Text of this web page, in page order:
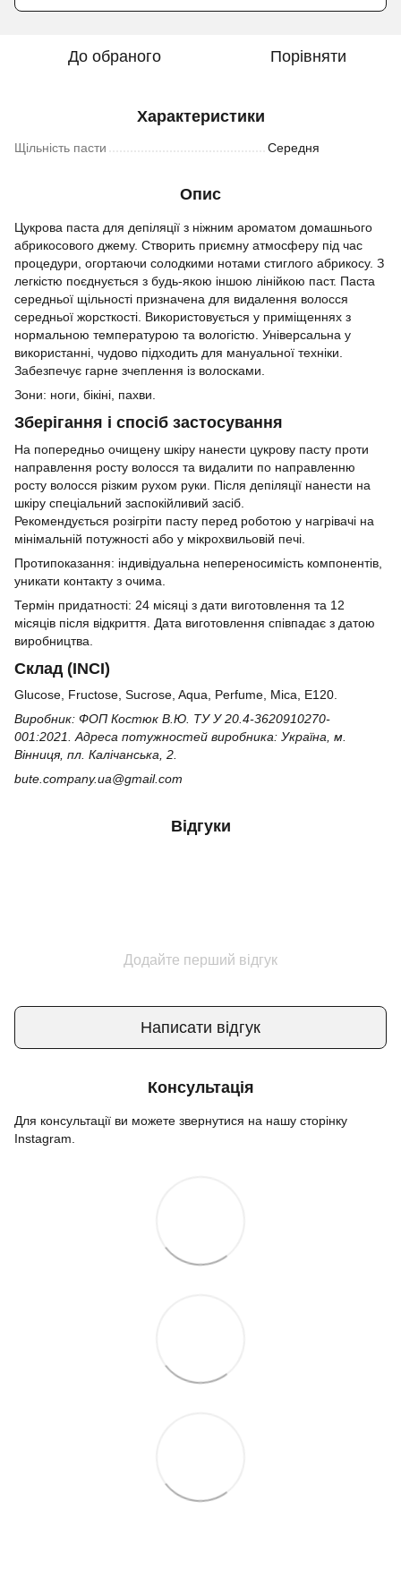
До обраного Порівняти
Характеристики
Щільність пасти Середня
Опис
Цукрова паста для депіляції з ніжним ароматом домашнього
абрикосового джему. Створить приємну атмосферу під час
процедури, огортаючи солодкими нотами стиглого абрикосу. З
легкістю поєднується з будь-якою іншою лінійкою паст. Паста
середньої щільності призначена для видалення волосся
середньої жорсткості. Використовується у приміщеннях з
нормальною температурою та вологістю. Універсальна у
використанні, чудово підходить для мануальної техніки.
Забезпечує гарне зчеплення із волосками.
Зони: ноги, бікіні, пахви.
Зберігання і спосіб застосування
На попередньо очищену шкіру нанести цукрову пасту проти
направлення росту волосся та видалити по направленню
росту волосся різким рухом руки. Після депіляції нанести на
шкіру спеціальний заспокійливий засіб.
Рекомендується розігріти пасту перед роботою у нагрівачі на
мінімальній потужності або у мікрохвильовій печі.
Протипоказання: індивідуальна непереносимість компонентів,
уникати контакту з очима.
Термін придатності: 24 місяці з дати виготовлення та 12
місяців після відкриття. Дата виготовлення співпадає з датою
виробництва.
Склад (INCI)
Glucose, Fructose, Sucrose, Aqua, Perfume, Mica, Е120.
Виробник: ФОП Костюк В.Ю. ТУ У 20.4-3620910270-
001:2021. Адреса потужностей виробника: Україна, м.
Вінниця, пл. Калічанська, 2.
bute.company.ua@gmail.com
Відгуки
Додайте перший відгук
Написати відгук
Консультація
Для консультації ви можете звернутися на нашу сторінку
Instagram.